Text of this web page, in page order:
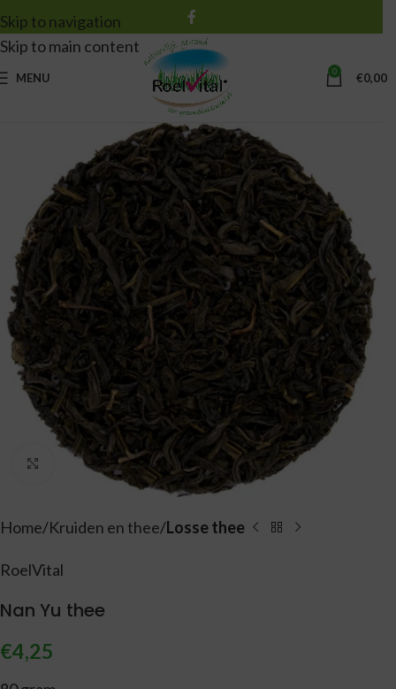
Skip to navigation
Skip to main content
MENU 0 €0,00
Vergroten
Home Kruiden en thee Losse thee
RoelVital
Nan Yu thee
€4,25